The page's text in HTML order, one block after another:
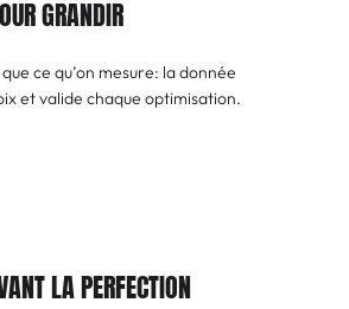
GRANDIR
ce qu’on mesure: la donnée
et valide chaque optimisation.
LA PERFECTION